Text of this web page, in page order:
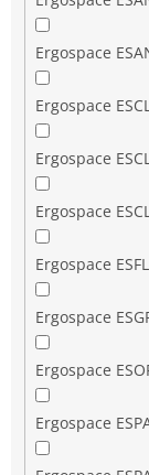
Ergospace
Ergospace
Ergospace
Ergospace
Ergospace
Ergospace
Ergospace
Ergospace